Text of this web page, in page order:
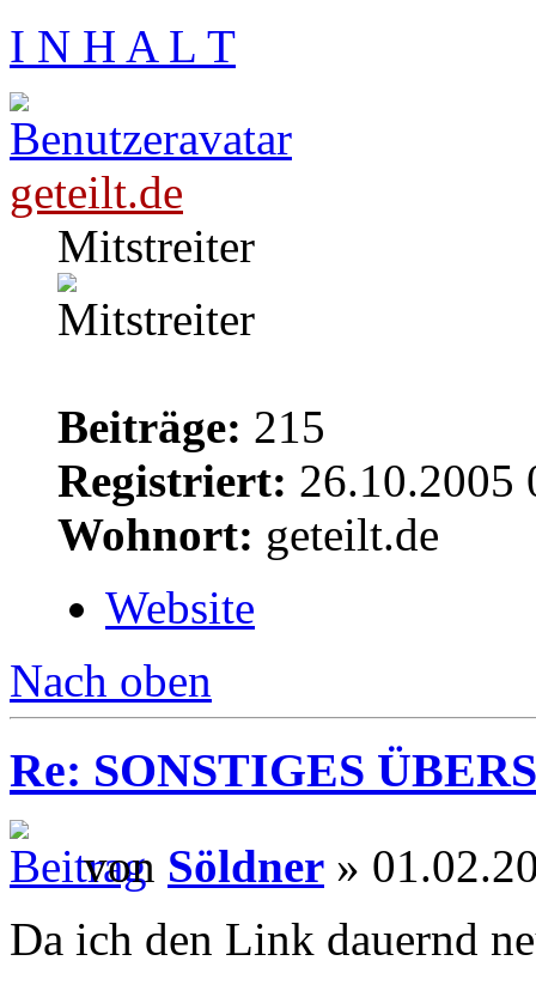
I N H A L T
geteilt.de
Mitstreiter
Beiträge: 215
Registriert: 26.10.2005
Wohnort: geteilt.de
Website
Nach oben
Re: SONSTIGES
von Söldner »
Da ich den Link dauernd